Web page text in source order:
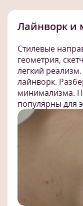
Лайнворк и
Стилевые
геометрия,
легкий
лайнворк.
минимализма.
популярны для